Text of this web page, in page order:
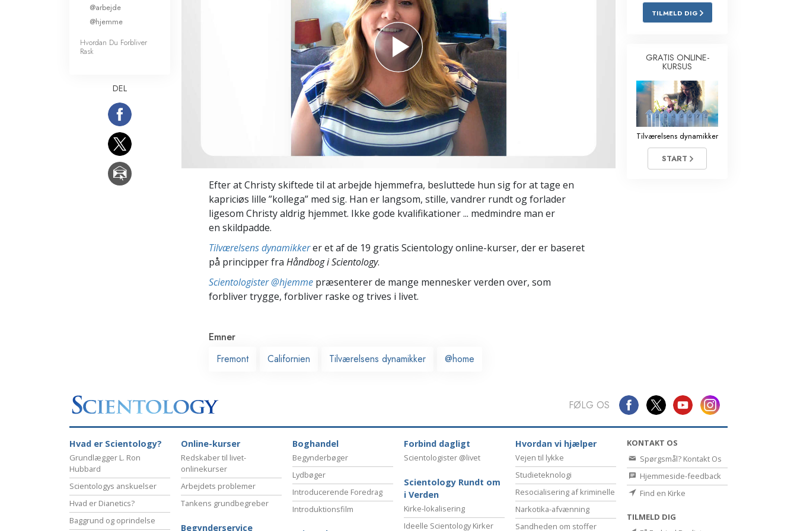
Scientology Kirkens Frivillige
Hjælpere
Løsninger til stoffer
Redskaber til arbejdspladsen
Etik og tilstandene
Årsagen til undertrykkelse
Undersøgelser
Organiseringens grundlag
Efter at Christy skiftede til at arbejde hjemmefra, besluttede hun sig for at tage en
kapriciøs lille ”kollega” med sig. Han er langsom, stille, vandrer rundt og forlader
ligesom Christy aldrig hjemmet. Ikke gode kvalifikationer ... medmindre man er
en skildpadde.
Tilværelsens dynamikkerer et af de 19 gratis Scientology online-kurser, der er baseret
på principper fra Håndbog i Scientology.
Scientologister @hjemme præsenterer de mange mennesker verden over, som
forbliver trygge, forbliver raske og trives i livet.
Emner
Fremont
Californien Tilværelsens dynamikker @home
@arbejde
@hjemme
Hvordan Du Forbliver
Rask
DEL
TILMELD DIG
GRATIS ONLINE-
KURSUS
Tilværelsens dynamikker
START
FØLG OS
Hvad er Scientology?
Grundlægger L. Ron
Hubbard
Scientologys anskuelser
Hvad er Dianetics?
Baggrund og oprindelse
Online-kurser
Redskaber til livet-
onlinekurser
Arbejdets problemer
Tankens grundbegreber
Begynderservice
Boghandel
Begynderbøger
Lydbøger
Introducerende Foredrag
Introduktionsfilm
Forbind dagligt
Scientologister @livet
Scientology Rundt om
i Verden
Kirke-lokalisering
Ideelle Scientology Kirker
Hvordan vi hjælper
Vejen til lykke
Studieteknologi
Resocialisering af kriminelle
Narkotika-afvænning
Sandheden om stoffer
KONTAKT OS
Spørgsmål? Kontakt Os
Hjemmeside-feedback
Find en Kirke
TILMELD DIG